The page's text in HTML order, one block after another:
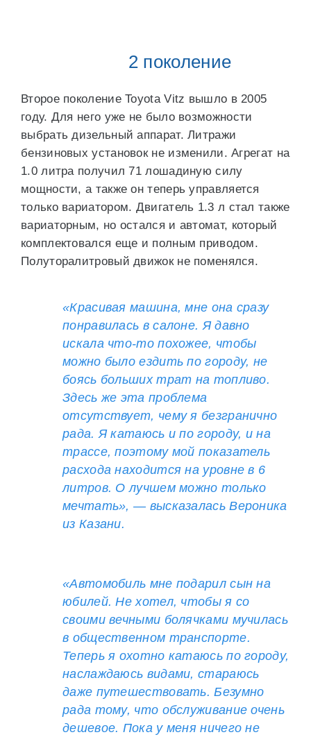
2 поколение
Второе поколение Toyota Vitz вышло в 2005
году. Для него уже не было возможности
выбрать дизельный аппарат. Литражи
бензиновых установок не изменили. Агрегат на
1.0 литра получил 71 лошадиную силу
мощности, а также он теперь управляется
только вариатором. Двигатель 1.3 л стал также
вариаторным, но остался и автомат, который
комплектовался еще и полным приводом.
Полуторалитровый движок не поменялся.
«Красивая машина, мне она сразу
понравилась в салоне. Я давно
искала что-то похожее, чтобы
можно было ездить по городу, не
боясь больших трат на топливо.
Здесь же эта проблема
отсутствует, чему я безгранично
рада. Я катаюсь и по городу, и на
трассе, поэтому мой показатель
расхода находится на уровне в 6
литров. О лучшем можно только
мечтать», — высказалась Вероника
из Казани.
«Автомобиль мне подарил сын на
юбилей. Не хотел, чтобы я со
своими вечными болячками мучилась
в общественном транспорте.
Теперь я охотно катаюсь по городу,
наслаждаюсь видами, стараюсь
даже путешествовать. Безумно
рада тому, что обслуживание очень
дешевое. Пока у меня ничего не